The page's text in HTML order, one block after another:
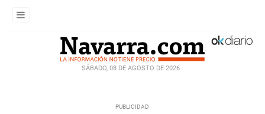
SÁBADO, 08 DE AGOSTO DE 2026